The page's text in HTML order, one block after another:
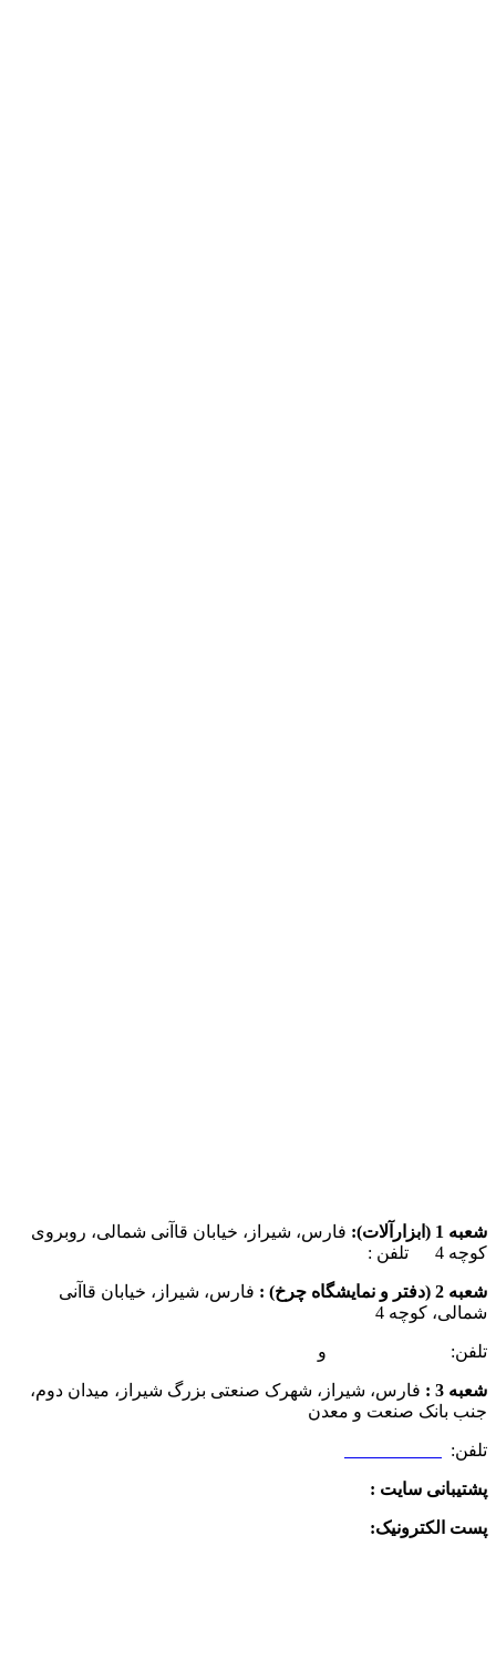
شعبه 1 (ابزارآلات):
فارس، شیراز، خیابان قاآنی شمالی، روبروی
کوچه 4 تلفن :
شعبه 2 (دفتر و نمایشگاه چرخ) :
فارس، شیراز، خیابان قاآنی
شمالی، کوچه 4
تلفن: و
شعبه 3 :
فارس، شیراز، شهرک صنعتی بزرگ شیراز، میدان دوم،
جنب بانک صنعت و معدن
تلفن:
پشتیبانی سایت :
پست الکترونیک: